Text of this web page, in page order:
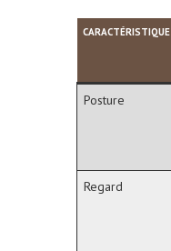
CARACTÉRISTIQUE
Posture
Regard